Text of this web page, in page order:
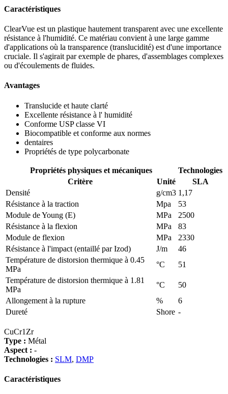
Caractéristiques
ClearVue est un plastique hautement transparent avec une excellente
résistance à l'humidité. Ce matériau convient à une large gamme
d'applications où la transparence (translucidité) est d'une importance
cruciale. Il s'agirait par exemple de phares, d'assemblages complexes
ou d'écoulements de fluides.
Avantages
Translucide et haute clarté
Excellente résistance à l' humidité
Conforme USP classe VI
Biocompatible et conforme aux normes
dentaires
Propriétés de type polycarbonate
Propriétés physiques et mécaniques
Technologies
Critère
Unité
SLA
Densité
g/cm3 1,17
Résistance à la traction
Mpa
53
Module de Young (E)
MPa
2500
Résistance à la flexion
MPa
83
Module de flexion
MPa
2330
Résistance à l'impact (entaillé par Izod)
J/m
46
Température de distorsion thermique à 0.45
MPa
°C
51
Température de distorsion thermique à 1.81
MPa
°C
50
Allongement à la rupture
%
6
Dureté
Shore -
CuCr1Zr
Type : Métal
Aspect : -
Technologies : SLM, DMP
Caractéristiques